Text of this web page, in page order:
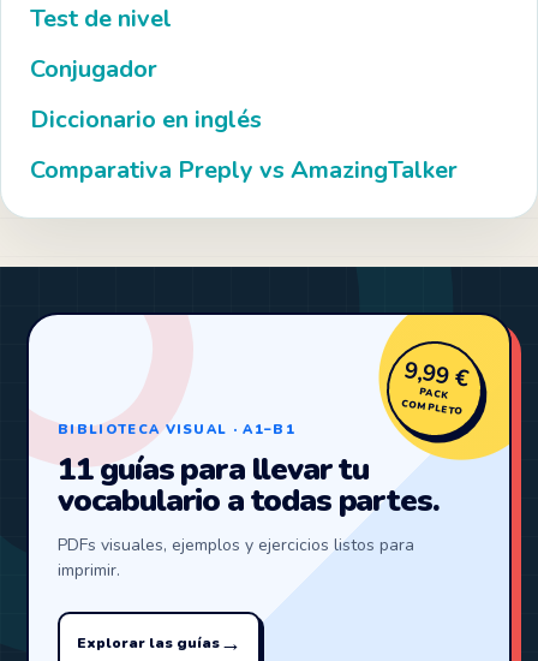
Test de nivel
Conjugador
Diccionario en inglés
Comparativa Preply vs AmazingTalker
BIBLIOTECA VISUAL · A1–B1
11 guías para llevar tu
vocabulario a todas partes.
PDFs visuales, ejemplos y ejercicios listos para
imprimir.
Explorar las guías→
9,99 €
PACK
COMPLETO